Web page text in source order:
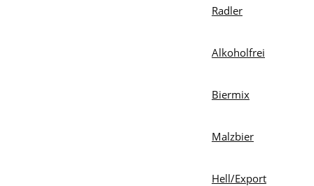
Radler
Alkoholfrei
Biermix
Malzbier
Hell/Export